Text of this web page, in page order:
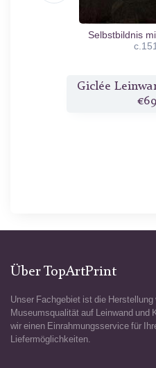
Selbstbildnis
Giclée
Über TopArtPrint
Unser Fachgebiet ist die
Museumsqualität auf Leinwand und
wir einen Einrahmungsservice für
Liefermöglichkeiten.